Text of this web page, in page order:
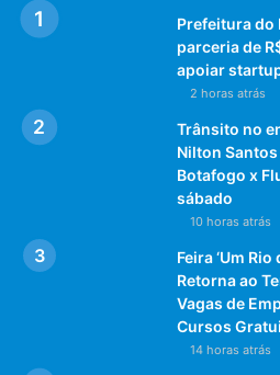
Prefeitura do
parceria de
apoiar
2 horas atrás
Trânsito no
Nilton
Botafogo x
sábado
10 horas atrás
Feira ‘Um
Retorna ao
Vagas de
Cursos
14 horas atrás